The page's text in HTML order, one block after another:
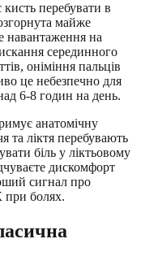
перебувати в
майже
навантаження на
серединного
оніміння пальців
це небезпечно для
6-8 годин на день.
анатомічну
та ліктя перебувають
біль у ліктьовому
дискомфорт
сигнал про
при болях.